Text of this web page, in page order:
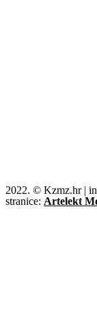
2022. © Kzmz.hr |
stranice: Artelekt